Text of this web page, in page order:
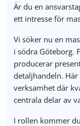
Är du en
ett intresse för
Vi söker nu en
i södra Göteborg.
producerar
detaljhandeln.
verksamhet där
centrala delar av
I rollen kommer